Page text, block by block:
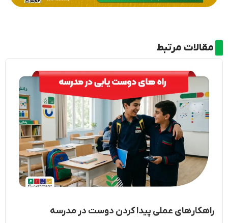
مقالات مرتبط
راهکار‎های عملی پیدا کردن دوست در مدرسه